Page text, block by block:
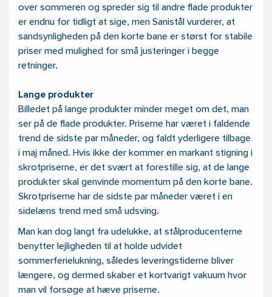
over sommeren og spreder sig til andre flade produkter
er endnu for tidligt at sige, men Sanistål vurderer, at
sandsynligheden på den korte bane er størst for stabile
priser med mulighed for små justeringer i begge
retninger.
Lange produkter
Billedet på lange produkter minder meget om det, man
ser på de flade produkter. Priserne har været i faldende
trend de sidste par måneder, og faldt yderligere tilbage
i maj måned. Hvis ikke der kommer en markant stigning i
skrotpriserne, er det svært at forestille sig, at de lange
produkter skal genvinde momentum på den korte bane.
Skrotpriserne har de sidste par måneder været i en
sidelæns trend med små udsving.
Man kan dog langt fra udelukke, at stålproducenterne
benytter lejligheden til at holde udvidet
sommerferielukning, således leveringstiderne bliver
længere, og dermed skaber et kortvarigt vakuum hvor
man vil forsøge at hæve priserne.